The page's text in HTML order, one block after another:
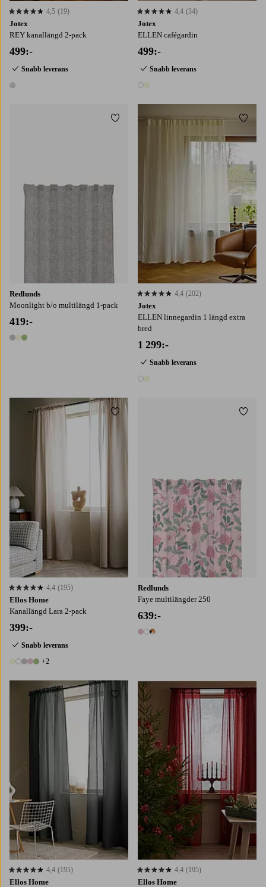
Jotex
REY kanallängd 2-pack
499:-
Snabb leverans
1 färg
4,5 baserat på 19 st betyg
4,5 (19)
Jotex
ELLEN cafégardin
499:-
Snabb leverans
2 färger
4,4 baserat på 34 st betyg
4,4 (34)
Redlunds
Moonlight b/o multilängd 1-pack
419:-
3 färger
Lägg till i favoriter
Jotex
ELLEN linnegardin 1 längd extra
bred
1 299:-
Snabb leverans
2 färger
4,4 baserat på 202 st betyg
4,4 (202)
Ellos Home
Kanallängd Lara 2-pack
399:-
Snabb leverans
7 färger
+2
4,4 baserat på 195 st betyg
4,4 (195)
Lägg till i favoriter
Redlunds
Faye multilängder 250
639:-
3 färger
Ellos Home
4,4 baserat på 195 st betyg
4,4 (195)
Lägg till i favoriter
Ellos Home
4,4 baserat på 195 st betyg
4,4 (195)
220250